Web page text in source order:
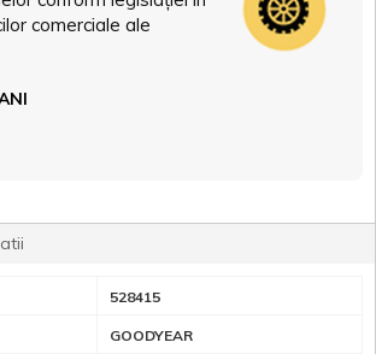
comerciale ale
528415
GOODYEAR